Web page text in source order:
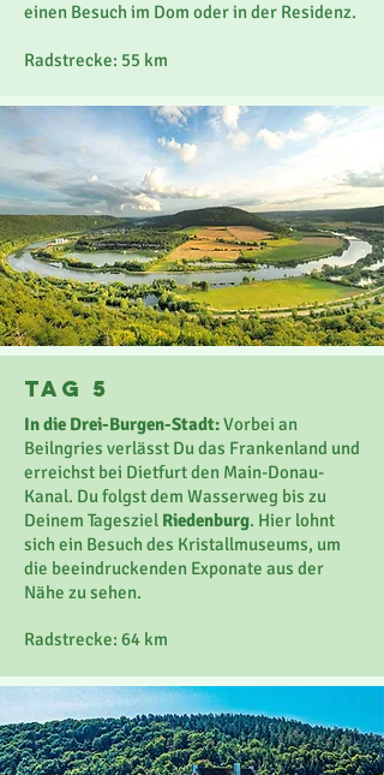
einen Besuch im Dom oder in der Residenz.
Radstrecke: 55 km
Tag 5
In die Drei-Burgen-Stadt:Vorbei an
Beilngries verlässt Du das Frankenland und
erreichst bei Dietfurt den Main-Donau-
Kanal. Du folgst dem Wasserweg bis zu
Deinem Tagesziel Riedenburg. Hier lohnt
sich ein Besuch des Kristallmuseums, um
die beeindruckenden Exponate aus der
Nähe zu sehen.
Radstrecke: 64 km